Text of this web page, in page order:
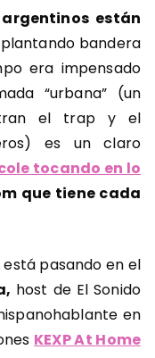
están
bandera
era impensado
“urbana” (un
el trap y el
es un claro
tocando en lo
que tiene cada
pasando en el
host de El Sonido
en
KEXP At Home